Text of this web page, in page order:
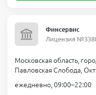
Финсервис
Лицензия
Московская область,
Павловская Слобода,
ежедневно, 09:00–22:00